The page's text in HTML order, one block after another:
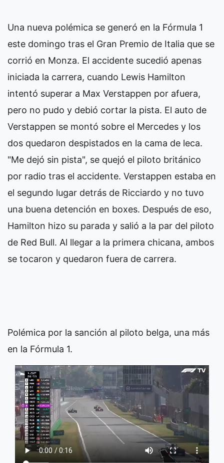
Una nueva polémica se generó en la Fórmula 1
este domingo tras el Gran Premio de Italia que se
corrió en Monza. El accidente sucedió apenas
iniciada la carrera, cuando Lewis Hamilton
intentó superar a Max Verstappen por afuera,
pero no pudo y debió cortar la pista. El auto de
Verstappen se montó sobre el Mercedes y los
dos quedaron despistados en la cama de leca.
"Me dejó sin pista", se quejó el piloto británico
por radio tras el accidente. Verstappen estaba en
el segundo lugar detrás de Ricciardo y no tuvo
una buena detención en boxes. Después de eso,
Hamilton hizo su parada y salió a la par del piloto
de Red Bull. Al llegar a la primera chicana, ambos
se tocaron y quedaron fuera de carrera.
Polémica por la sanción al piloto belga, una más
en la Fórmula 1.